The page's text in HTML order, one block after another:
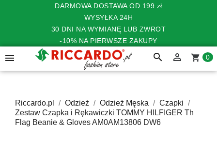
DARMOWA DOSTAWA OD 199 zł
WYSYŁKA 24H
30 DNI NA WYMIANĘ LUB ZWROT
-10% NA PIERWSZE ZAKUPY
 search  shopping_cart 0
Riccardo.pl Odzież Odzież Męska
Czapki
Zestaw Czapka i Rękawiczki TOMMY HILFIGER Th
Flag Beanie & Gloves AM0AM13806 DW6